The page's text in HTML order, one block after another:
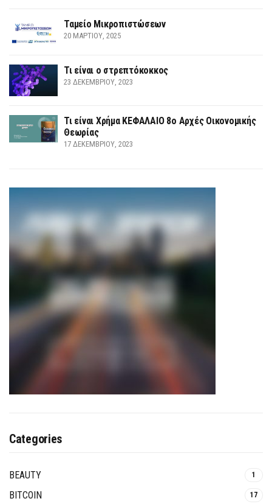
Ταμείο Μικροπιστώσεων
20 ΜΑΡΤΊΟΥ, 2025
Τι είναι ο στρεπτόκοκκος
23 ΔΕΚΕΜΒΡΊΟΥ, 2023
Τι είναι Χρήμα ΚΕΦΑΛΑΙΟ 8ο Αρχές Οικονομικής
Θεωρίας
17 ΔΕΚΕΜΒΡΊΟΥ, 2023
Categories
BEAUTY 1
BITCOIN 17